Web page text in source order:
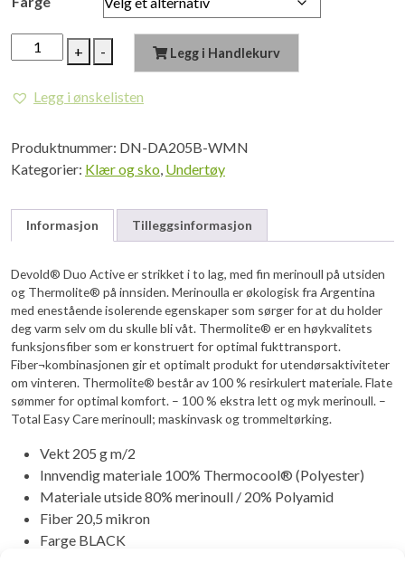
+
DEVOLD
Duo
Merino
Boxer
Wmn
- Legg i Handlekurv
Legg i ønskelisten
Produktnummer: DN-DA205B-WMN
Kategorier: Klær og sko, Undertøy
Informasjon Tilleggsinformasjon
Devold® Duo Active er strikket i to lag, med fin merinoull på utsiden
og Thermolite® på innsiden. Merinoulla er økologisk fra Argentina
med enestående isolerende egenskaper som sørger for at du holder
deg varm selv om du skulle bli våt. Thermolite® er en høykvalitets
funksjonsfiber som er konstruert for optimal fukttransport.
Fiber¬kombinasjonen gir et optimalt produkt for utendørsaktiviteter
om vinteren. Thermolite® består av 100 % resirkulert materiale. Flate
sømmer for optimal komfort. – 100 % ekstra lett og myk merinoull. –
Total Easy Care merinoull; maskinvask og trommeltørking.
Vekt 205 g m/2
Innvendig materiale 100% Thermocool® (Polyester)
Materiale utside 80% merinoull / 20% Polyamid
Fiber 20,5 mikron
Farge BLACK